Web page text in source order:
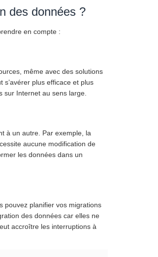
des données ?
en compte :
même avec des solutions
plus efficace et plus
sur Internet au sens large.
à un autre. Par exemple, la
aucune modification de
les données dans un
pouvez planifier vos migrations
des données car elles ne
accroître les interruptions à